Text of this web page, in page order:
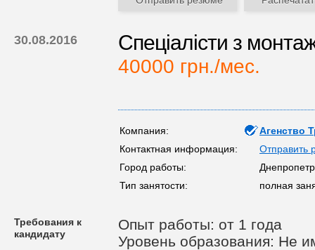
30.08.2016 Спеціалісти з
40000 грн./мес.
Компания:
Агенство
Контактная информация:
Отправить
Город работы:
Тип занятости:
полная
Требования к
кандидату
Опыт работы: от 1 года
Уровень образования: Не